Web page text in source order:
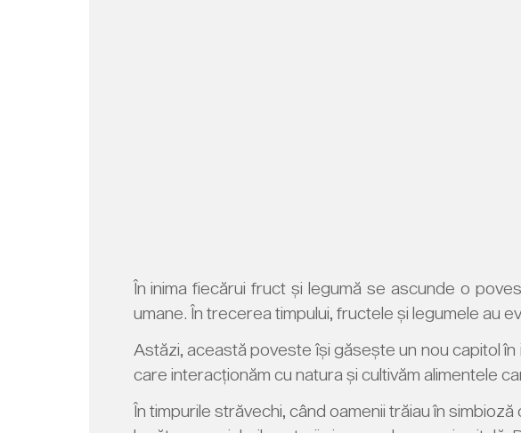
În inima fiecărui fruct și legumă se ascunde o
umane. În trecerea timpului, fructele și legumele au
Astăzi, această poveste își găsește un nou capitol
care interacționăm cu natura și cultivăm alimentele
În timpurile străvechi, când oamenii trăiau în